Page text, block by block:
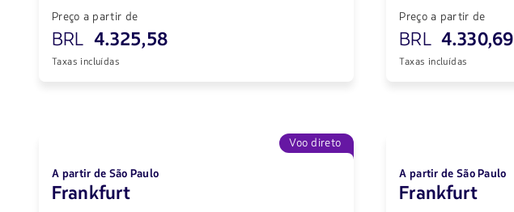
Preço a partir de
BRL 4.325,58
Taxas incluídas
Preço a partir de
BRL 4.330,69
Taxas incluídas
Voo direto
A partir de São Paulo
Frankfurt
A partir de São Paulo
Frankfurt